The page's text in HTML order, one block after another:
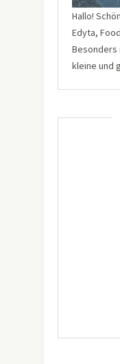
Hallo!
Edyta,
Besonders
kleine und